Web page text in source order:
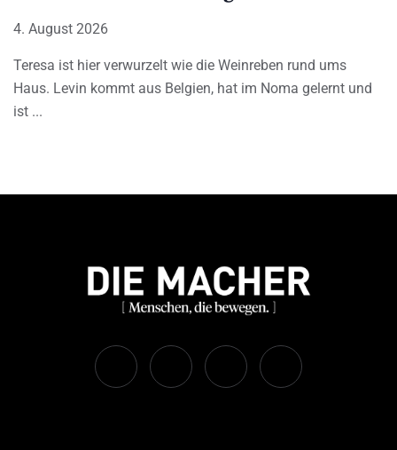
4. August 2026
Teresa ist hier verwurzelt wie die Weinreben rund ums
Haus. Levin kommt aus Belgien, hat im Noma gelernt und
ist